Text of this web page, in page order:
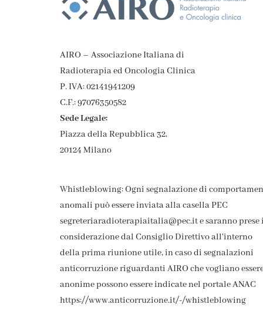
AIRO – Associazione Italiana di
Radioterapia ed Oncologia Clinica
P. IVA: 02141941209
C.F.: 97076350582
Sede Legale:
Piazza della Repubblica 32,
20124 Milano
Whistleblowing: Ogni segnalazione di
anomali può essere inviata alla casella PEC
segreteriaradioterapiaitalia@pec.it e saranno prese
considerazione dal Consiglio Direttivo all'interno
della prima riunione utile, in caso di segnalazioni
anticorruzione riguardanti AIRO che vogliano
anonime possono essere indicate nel portale ANAC
https://www.anticorruzione.it/-/whistleblowing